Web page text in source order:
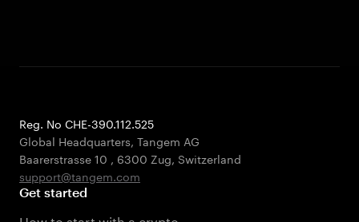
Reg. No CHE-390.112.525
Global Headquarters, Tangem AG
Baarerstrasse 10 , 6300 Zug, Switzerland
support@tangem.com
Get started